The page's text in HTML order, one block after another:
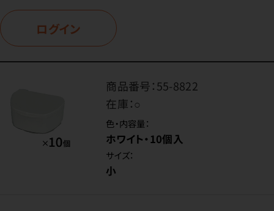
ログイン
商品番号：55-8822
在庫：○
色・内容量：
ホワイト・10個入
サイズ：
小